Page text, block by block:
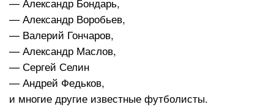
— Александр Воробьев,
— Валерий Гончаров,
— Александр Маслов,
— Сергей Селин
— Андрей Федьков,
и многие другие известные футболисты.